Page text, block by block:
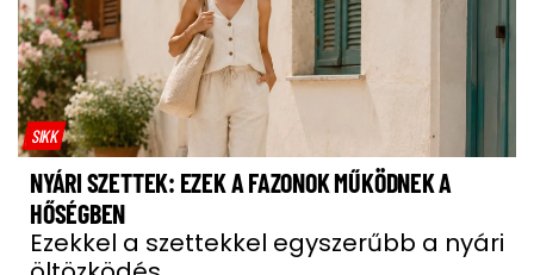
SIKK
NYÁRI SZETTEK: EZEK A FAZONOK MŰKÖDNEK A
HŐSÉGBEN
Ezekkel a szettekkel egyszerűbb a nyári